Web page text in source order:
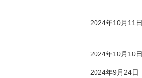
2024年10月11日
2024年10月10日
2024年9月24日